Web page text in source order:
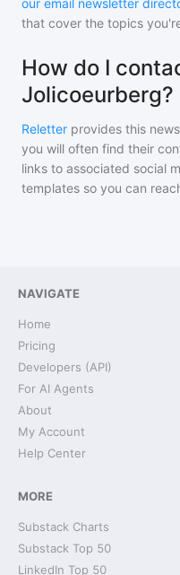
our email newsletter
that cover the topics
How do I
Jolicoeurberg?
Reletter provides this
you will often find their
links to associated social
templates so you can
NAVIGATE
Home
Pricing
Developers (API)
For AI Agents
About
My Account
Help Center
MORE
Substack Charts
Substack Top 50
LinkedIn Top 50